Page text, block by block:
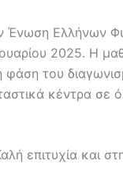
Ένωση Ελλήνων
2025. Η
φάση του
κέντρα σε
επιτυχία και